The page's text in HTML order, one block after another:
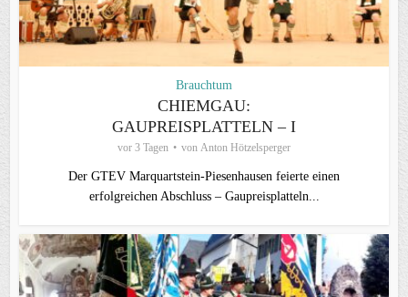
Brauchtum
CHIEMGAU:
GAUPREISPLATTELN – I
vor 3 Tagen von Anton Hötzelsperger
Der GTEV Marquartstein-Piesenhausen feierte einen
erfolgreichen Abschluss – Gaupreisplatteln...